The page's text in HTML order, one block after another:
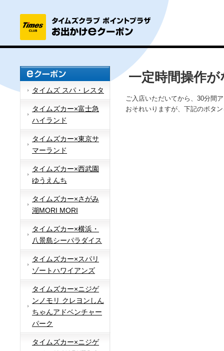
タイムズ スパ・レスタ
タイムズカー×富士急
ハイランド
タイムズカー×東京サ
マーランド
タイムズカー×西武園
ゆうえんち
タイムズカー×さがみ
湖MORI MORI
タイムズカー×横浜・
八景島シーパラダイス
タイムズカー×スパリ
ゾートハワイアンズ
タイムズカー×ニジゲ
ンノモリ クレヨンしん
ちゃんアドベンチャー
パーク
タイムズカー×ニジゲ
一定時間操作
ご入店いただいてから、30分間
おそれいりますが、下記のボタ